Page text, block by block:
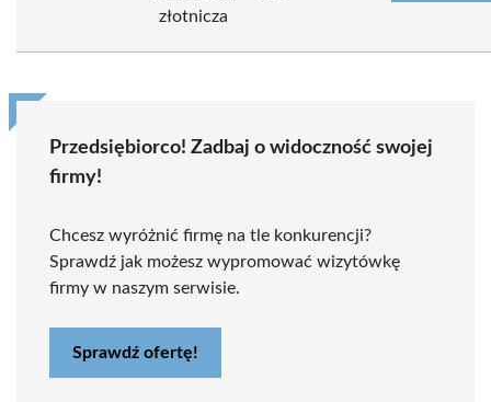
złotnicza
Przedsiębiorco! Zadbaj o widoczność swojej
firmy!
Chcesz wyróżnić firmę na tle konkurencji?
Sprawdź jak możesz wypromować wizytówkę
firmy w naszym serwisie.
Sprawdź ofertę!